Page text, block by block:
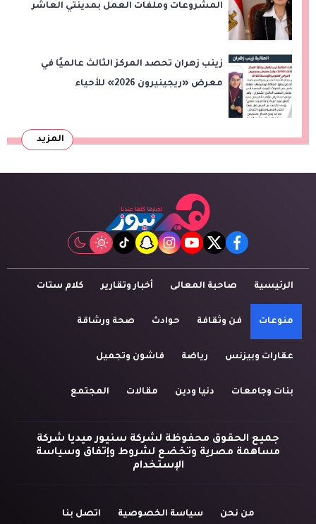
المشروعات وملفات العمل بمدينتي العاشر
زينب زهران تحصد المركز الثالث عالميًا في
معرض «ريجينيرون 2026» للأحياء
المزيد
facebook
twitter
youtube
instagram
snapchat
tiktok
الرئيسية صاحبة المعالى أخبار وتقارير كلام ستات
منوعات فن وثقافة حوادث صحة ورشاقة
عقارات وبيزنس رياضة فاشون وتجميل
بنات وجامعات دنيا ودين مقالات المجتمع
جميع الحقوق محفوظة لشركة سنيور ميديا شركة
مساهمة مصرية وتخضع لشروط وإتفاق وسياسة
الإستخدام
من نحن سياسة الخصوصية اتصل بنا